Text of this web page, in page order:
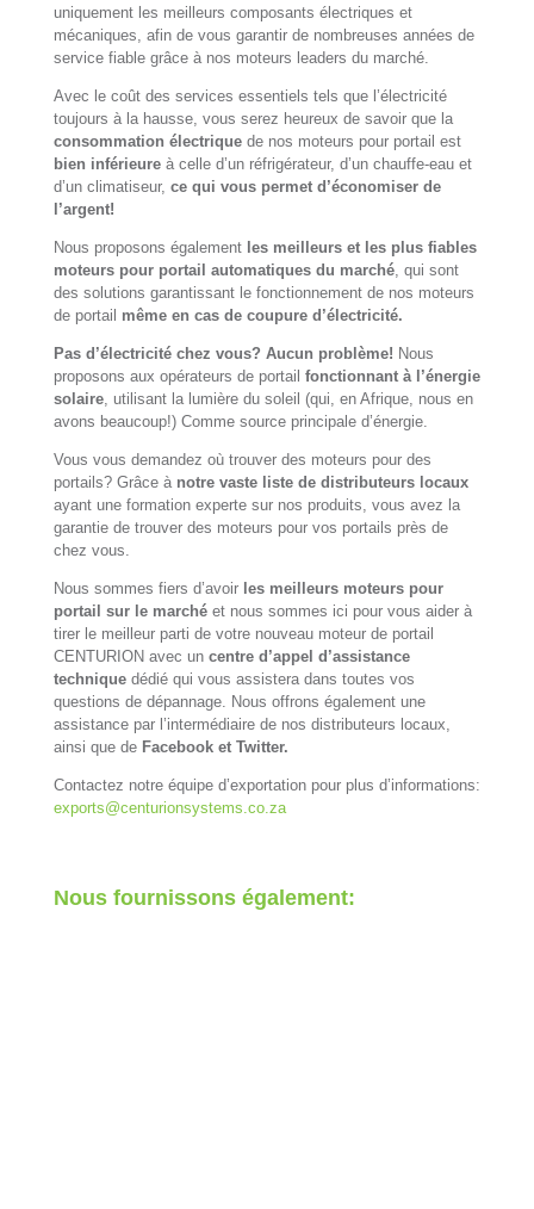
uniquement les meilleurs composants électriques et
mécaniques, afin de vous garantir de nombreuses années de
service fiable grâce à nos moteurs leaders du marché.
Avec le coût des services essentiels tels que l’électricité
toujours à la hausse, vous serez heureux de savoir que la
consommation électriquede nos moteurs pour portail est
bien inférieureà celle d’un réfrigérateur, d’un chauffe-eau et
d’un climatiseur, ce qui vous permet d’économiser de
l’argent!
Nous proposons également les meilleurs et les plus fiables
moteurs pour portail automatiques du marché, qui sont
des solutions garantissant le fonctionnement de nos moteurs
de portail même en cas de coupure d’électricité.
Pas d’électricité chez vous? Aucun problème! Nous
proposons aux opérateurs de portail fonctionnant à l’énergie
solaire, utilisant la lumière du soleil (qui, en Afrique, nous en
avons beaucoup!) Comme source principale d’énergie.
Vous vous demandez où trouver des moteurs pour des
portails? Grâce à notre vaste liste de distributeurs locaux
ayant une formation experte sur nos produits, vous avez la
garantie de trouver des moteurs pour vos portails près de
chez vous.
Nous sommes fiers d’avoir les meilleurs moteurs pour
portail sur le marchéet nous sommes ici pour vous aider à
tirer le meilleur parti de votre nouveau moteur de portail
CENTURION avec un centre d’appel d’assistance
techniquedédié qui vous assistera dans toutes vos
questions de dépannage. Nous offrons également une
assistance par l’intermédiaire de nos distributeurs locaux,
ainsi que de Facebook et Twitter.
Contactez notre équipe d’exportation pour plus d’informations:
exports@centurionsystems.co.za
Nous fournissons également: